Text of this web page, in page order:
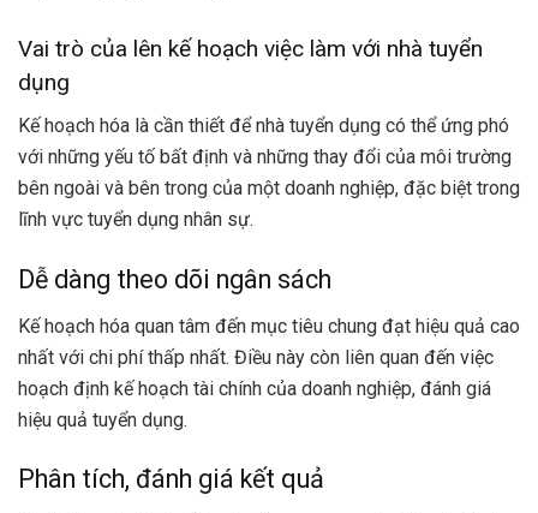
Vai trò của lên kế hoạch việc làm với nhà tuyển
dụng
Kế hoạch hóa là cần thiết để nhà tuyển dụng có thể ứng phó
với những yếu tố bất định và những thay đổi của môi trường
bên ngoài và bên trong của một doanh nghiệp, đặc biệt trong
lĩnh vực tuyển dụng nhân sự.
Dễ dàng theo dõi ngân sách
Kế hoạch hóa quan tâm đến mục tiêu chung đạt hiệu quả cao
nhất với chi phí thấp nhất. Điều này còn liên quan đến việc
hoạch định kế hoạch tài chính của doanh nghiệp, đánh giá
hiệu quả tuyển dụng.
Phân tích, đánh giá kết quả